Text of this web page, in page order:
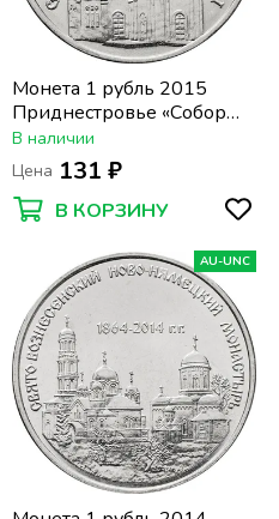
Монета 1 рубль 2015
Приднестровье «Собор
Преображения Господня
г.Бендеры»
В наличии
Цена 131 ₽
В КОРЗИНУ
AU-UNC